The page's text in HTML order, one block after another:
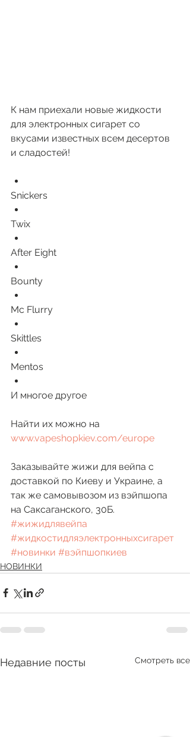
К нам приехали новые жидкости
для электронных сигарет со
вкусами известных всем десертов
и сладостей!
Snickers
Twix
After Eight
Bounty
Mc Flurry
Skittles
Mentos
И многое другое
Найти их можно на
www.vapeshopkiev.com/europe
Заказывайте жижи для вейпа с
доставкой по Киеву и Украине, а
так же самовывозом из вэйпшопа
на Саксаганского, 30Б.
#жижидлявейпа
#жидкостидляэлектронныхсигарет
#новинки #вэйпшопкиев
НОВИНКИ
Недавние посты Смотреть все